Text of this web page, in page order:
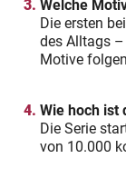
Welche
Die ersten
des Alltags –
Motive
Wie hoch ist
Die Serie
von 10.000